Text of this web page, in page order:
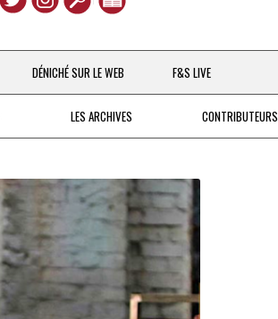
Aller
au
contenu
DÉNICHÉ SUR LE WEB F&S LIVE
LES ARCHIVES
DEPUIS 2016
CONTRIBUTEURS